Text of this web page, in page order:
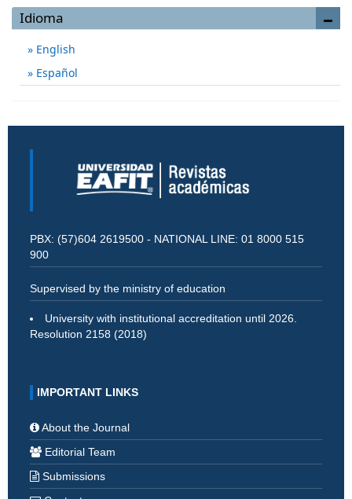
Idioma
English
Español
PBX: (57)604 2619500 - NATIONAL LINE: 01 8000 515
900
Supervised by the ministry of education
University with institutional accreditation until 2026.
Resolution 2158 (2018)
IMPORTANT LINKS
About the Journal
Editorial Team
Submissions